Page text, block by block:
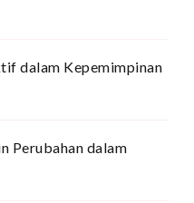
dalam Kepemimpinan
Perubahan dalam